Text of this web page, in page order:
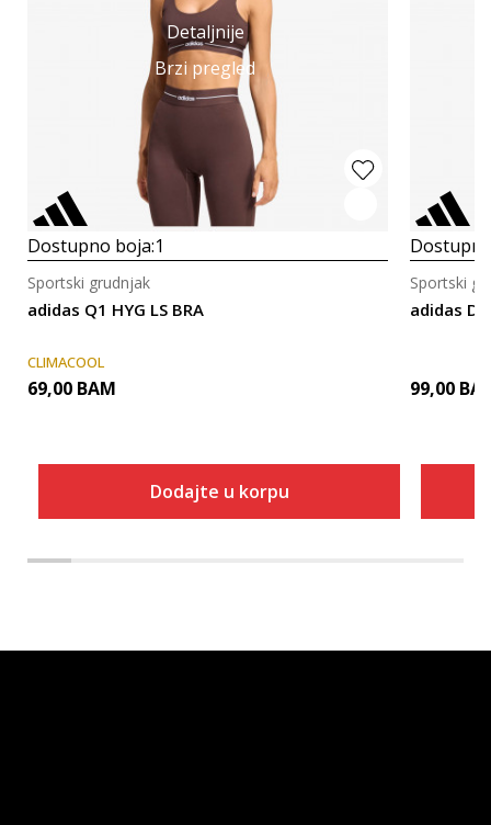
Detaljnije
Brzi pregled
Dostupno boja:1
adidas Q1 HYG LS BRA
Sportski grudnjak
CLIMACOOL
69,00 BAM
Dodajte u korpu
adidas
Sportski
99,00